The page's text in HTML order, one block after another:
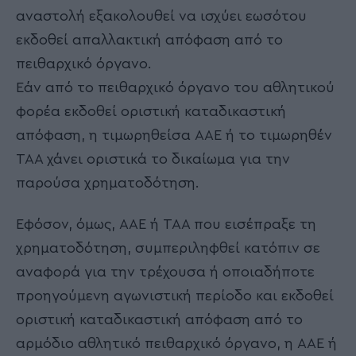
αναστολή εξακολουθεί να ισχύει εωσότου
εκδοθεί απαλλακτική απόφαση από το
πειθαρχικό όργανο.
Εάν από το πειθαρχικό όργανο του αθλητικού
φορέα εκδοθεί οριστική καταδικαστική
απόφαση, η τιμωρηθείσα ΑΑΕ ή το τιμωρηθέν
ΤΑΑ χάνει οριστικά το δικαίωμα για την
παρούσα χρηματοδότηση.
Εφόσον, όμως, ΑΑΕ ή ΤΑΑ που εισέπραξε τη
χρηματοδότηση, συμπεριληφθεί κατόπιν σε
αναφορά για την τρέχουσα ή οποιαδήποτε
προηγούμενη αγωνιστική περίοδο και εκδοθεί
οριστική καταδικαστική απόφαση από το
αρμόδιο αθλητικό πειθαρχικό όργανο, η ΑΑΕ ή